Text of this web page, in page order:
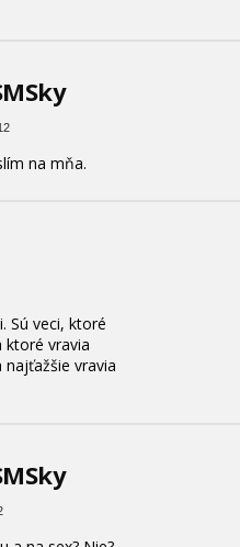
na mňa.
Sú veci, ktoré
ktoré vravia
najťažšie vravia